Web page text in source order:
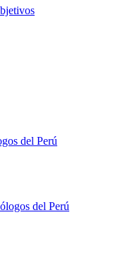
del Perú
del Perú